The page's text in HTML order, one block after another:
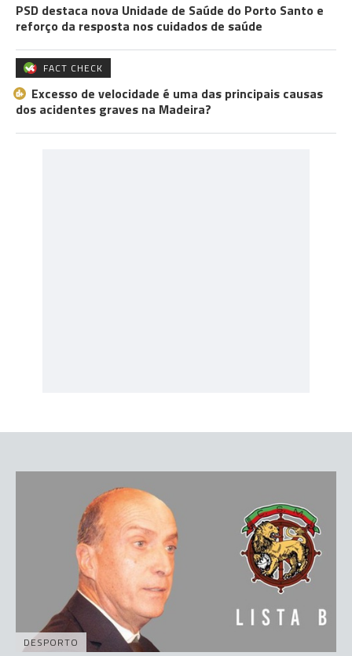
PSD destaca nova Unidade de Saúde do Porto Santo e
reforço da resposta nos cuidados de saúde
FACT CHECK
Excesso de velocidade é uma das principais causas
dos acidentes graves na Madeira?
DESPORTO